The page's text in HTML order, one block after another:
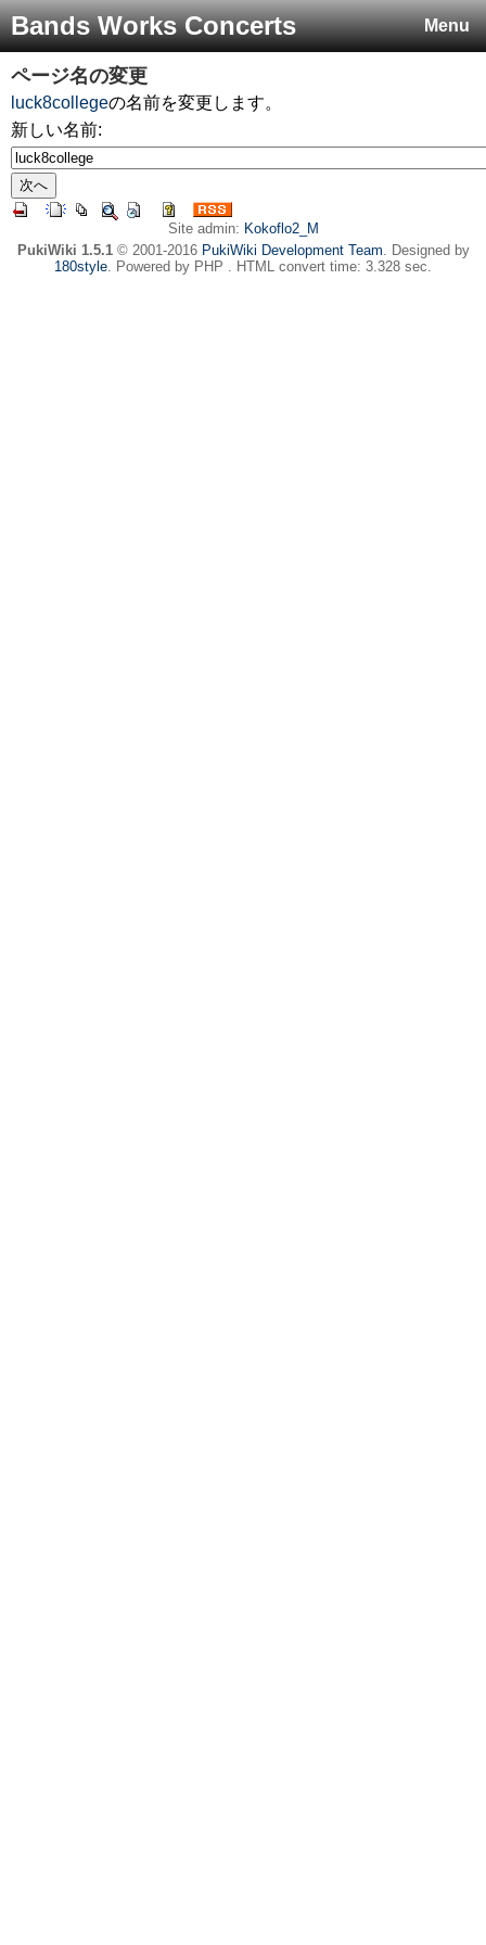
Menu
Bands Works Concerts
ページ名の変更
luck8collegeの名前を変更します。
新しい名前:
Site admin: Kokoflo2_M
PukiWiki 1.5.1© 2001-2016 PukiWiki Development Team. Designed by
180style. Powered by PHP . HTML convert time: 3.328 sec.